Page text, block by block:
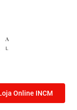
Online INCM